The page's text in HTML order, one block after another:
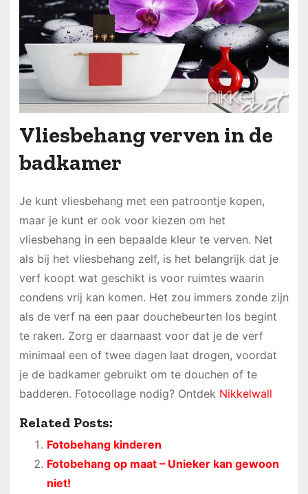
Vliesbehang verven in de
badkamer
Je kunt vliesbehang met een patroontje kopen,
maar je kunt er ook voor kiezen om het
vliesbehang in een bepaalde kleur te verven. Net
als bij het vliesbehang zelf, is het belangrijk dat je
verf koopt wat geschikt is voor ruimtes waarin
condens vrij kan komen. Het zou immers zonde zijn
als de verf na een paar douchebeurten los begint
te raken. Zorg er daarnaast voor dat je de verf
minimaal een of twee dagen laat drogen, voordat
je de badkamer gebruikt om te douchen of te
badderen. Fotocollage nodig? Ontdek Nikkelwall
Related Posts:
Fotobehang kinderen
Fotobehang op maat – Unieker kan gewoon
niet!